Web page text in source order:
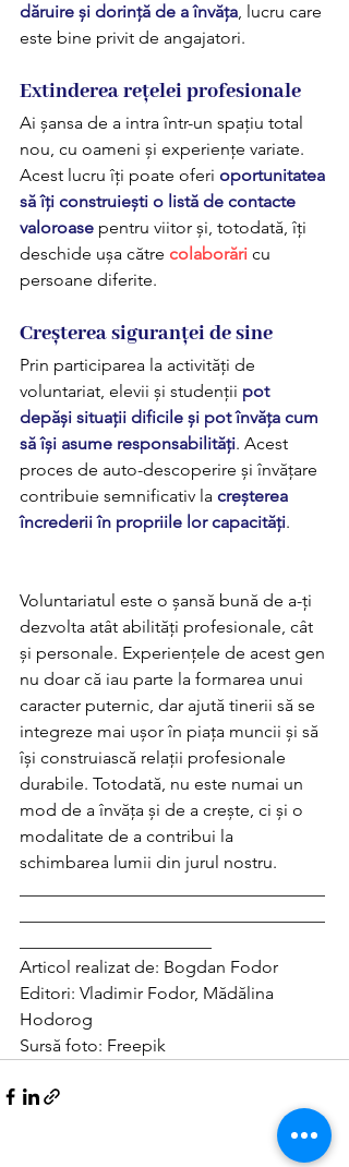
dăruire și dorință de a învăța, lucru care
este bine privit de angajatori.
Extinderea rețelei profesionale
Ai șansa de a intra într-un spațiu total
nou, cu oameni și experiențe variate.
Acest lucru îți poate oferi oportunitatea
să îți construiești o listă de contacte
valoroase pentru viitor și, totodată, îți
deschide ușa către colaborări cu
persoane diferite.
Creșterea siguranței de sine
Prin participarea la activități de
voluntariat, elevii și studenții pot
depăși situații dificile și pot învăța cum
să își asume responsabilități. Acest
proces de auto-descoperire și învățare
contribuie semnificativ la creșterea
încrederii în propriile lor capacități.
Voluntariatul este o șansă bună de a-ți
dezvolta atât abilități profesionale, cât
și personale. Experiențele de acest gen
nu doar că iau parte la formarea unui
caracter puternic, dar ajută tinerii să se
integreze mai ușor în piața muncii și să
își construiască relații profesionale
durabile. Totodată, nu este numai un
mod de a învăța și de a crește, ci și o
modalitate de a contribui la
schimbarea lumii din jurul nostru.
Articol realizat de: Bogdan Fodor
Editori: Vladimir Fodor, Mădălina
Hodorog
Sursă foto: Freepik